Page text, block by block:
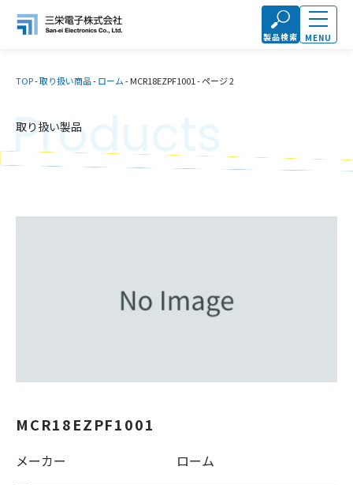
製品検索 MENU
TOP-取り扱い商品-ローム-MCR18EZPF1001 -ページ 2
取り扱い製品
Products
MCR18EZPF1001
メーカー ローム